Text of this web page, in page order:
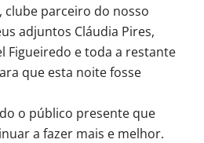
clube parceiro do nosso
adjuntos Cláudia Pires,
Figueiredo e toda a restante
que esta noite fosse
o público presente que
a fazer mais e melhor.